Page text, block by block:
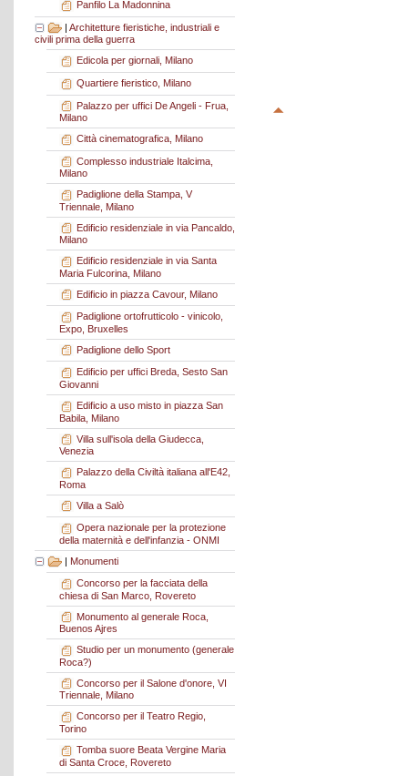
Panfilo La Madonnina
| Architetture fieristiche, industriali e
civili prima della guerra
Edicola per giornali, Milano
Quartiere fieristico, Milano
Palazzo per uffici De Angeli - Frua,
Milano
Città cinematografica, Milano
Complesso industriale Italcima,
Milano
Padiglione della Stampa, V
Triennale, Milano
Edificio residenziale in via Pancaldo,
Milano
Edificio residenziale in via Santa
Maria Fulcorina, Milano
Edificio in piazza Cavour, Milano
Padiglione ortofrutticolo - vinicolo,
Expo, Bruxelles
Padiglione dello Sport
Edificio per uffici Breda, Sesto San
Giovanni
Edificio a uso misto in piazza San
Babila, Milano
Villa sull'isola della Giudecca,
Venezia
Palazzo della Civiltà italiana all'E42,
Roma
Villa a Salò
Opera nazionale per la protezione
della maternità e dell'infanzia - ONMI
| Monumenti
Concorso per la facciata della
chiesa di San Marco, Rovereto
Monumento al generale Roca,
Buenos Ajres
Studio per un monumento (generale
Roca?)
Concorso per il Salone d'onore, VI
Triennale, Milano
Concorso per il Teatro Regio,
Torino
Tomba suore Beata Vergine Maria
di Santa Croce, Rovereto